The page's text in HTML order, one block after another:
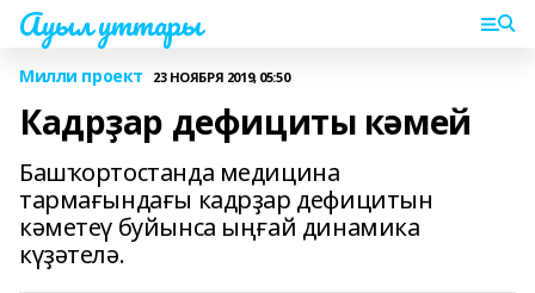
Ауыл уттары
Милли проект 23 НОЯБРЯ 2019, 05:50
Кадрҙар дефициты кәмей
Башҡортостанда медицина
тармағындағы кадрҙар дефицитын
кәметеү буйынса ыңғай динамика
күҙәтелә.